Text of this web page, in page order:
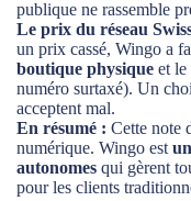
publique ne rassemble
Le prix du réseau
un prix cassé, Wingo a
boutique physique et le
numéro surtaxé). Un
acceptent mal.
En résumé : Cette note
numérique. Wingo est
autonomes qui gèrent
pour les clients